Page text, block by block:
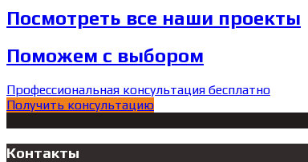
Посмотреть все наши проекты
Поможем с выбором
Профессиональная консультация бесплатно
Получить консультацию
Контакты